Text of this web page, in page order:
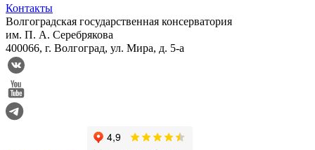
Контакты
Волгоградская государственная консерватория
им. П. А. Серебрякова
400066, г. Волгоград, ул. Мира, д. 5-а